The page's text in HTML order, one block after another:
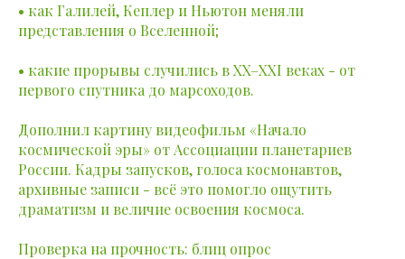
• как Галилей, Кеплер и Ньютон меняли
представления о Вселенной;
• какие прорывы случились в XX–XXI веках - от
первого спутника до марсоходов.
Дополнил картину видеофильм «Начало
космической эры» от Ассоциации планетариев
России. Кадры запусков, голоса космонавтов,
архивные записи - всё это помогло ощутить
драматизм и величие освоения космоса.
Проверка на прочность: блиц опрос